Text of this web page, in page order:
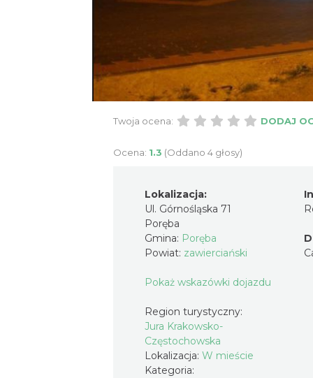
Twoja ocena: DODAJ
Ocena: 1.3 (Oddano 4 głosy)
Lokalizacja:
Ul. Górnośląska 71
Poręba
Gmina: Poręba
Powiat: zawierciański
Pokaż wskazówki dojazdu
Region turystyczny:
Jura Krakowsko-
Częstochowska
Lokalizacja: W mieście
Kategoria: